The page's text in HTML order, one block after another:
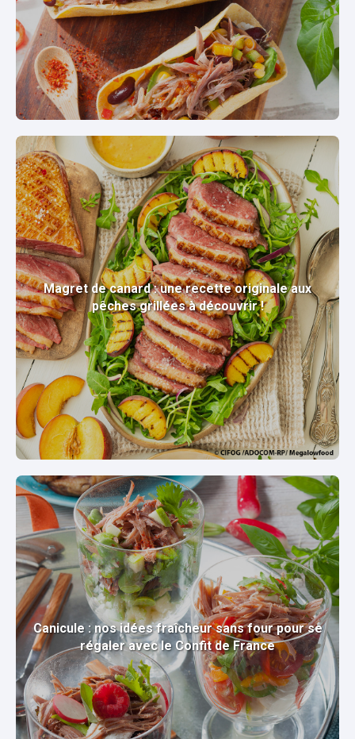
Magret de canard : une recette originale aux
pêches grillées à découvrir !
Canicule : nos idées fraîcheur sans four pour se
régaler avec le Confit de France